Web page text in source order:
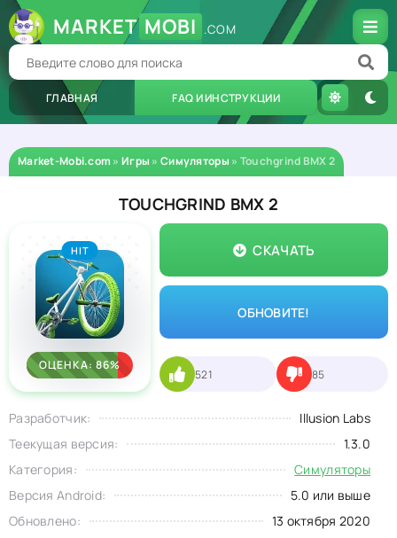
MARKET MOBI .COM
ГЛАВНАЯ FAQ И ИНСТРУКЦИИ
Market-Mobi.com »Игры »Симуляторы » Touchgrind BMX 2
TOUCHGRIND BMX 2
Разработчик:
Illusion Labs
Теекущая версия:
1.3.0
Категория:
Симуляторы
Версия Android:
5.0 или выше
Обновлено:
13 октября 2020
СКАЧАТЬ
ОБНОВИТЕ!
HIT
ОЦЕНКА: 86%
521 85